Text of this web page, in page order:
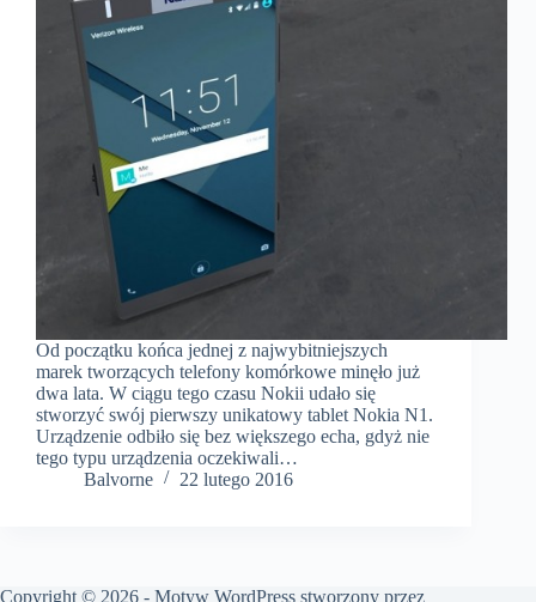
Od początku końca jednej z najwybitniejszych
marek tworzących telefony komórkowe minęło już
dwa lata. W ciągu tego czasu Nokii udało się
stworzyć swój pierwszy unikatowy tablet Nokia N1.
Urządzenie odbiło się bez większego echa, gdyż nie
tego typu urządzenia oczekiwali…
Balvorne
22 lutego 2016
Copyright © 2026 - Motyw WordPress stworzony przez